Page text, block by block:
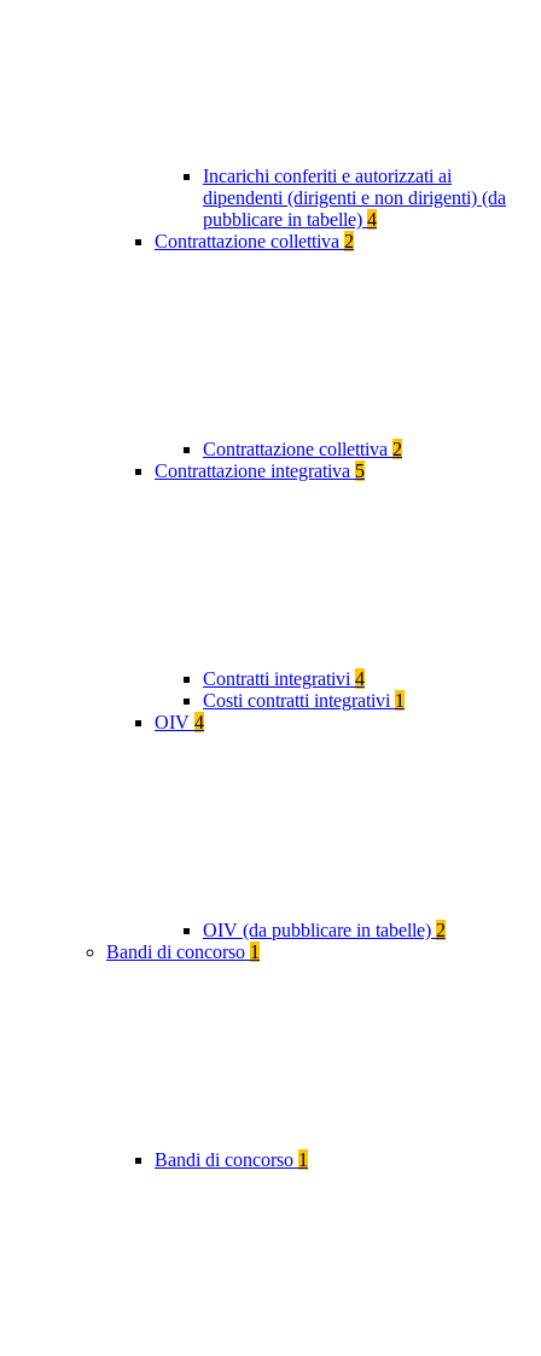
Incarichi conferiti e autorizzati ai
dipendenti (dirigenti e non dirigenti) (da
pubblicare in tabelle) 4
Contrattazione collettiva 2
Contrattazione collettiva 2
Contrattazione integrativa 5
Contratti integrativi 4
Costi contratti integrativi 1
OIV 4
OIV (da pubblicare in tabelle) 2
Bandi di concorso 1
Bandi di concorso 1